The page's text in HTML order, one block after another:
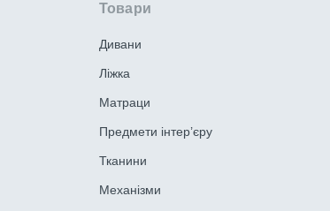
Товари
Дивани
Ліжка
Матраци
Предмети інтер’єру
Тканини
Механізми